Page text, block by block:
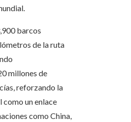
barcos
de la ruta
millones de
reforzando la
como un enlace
como China,